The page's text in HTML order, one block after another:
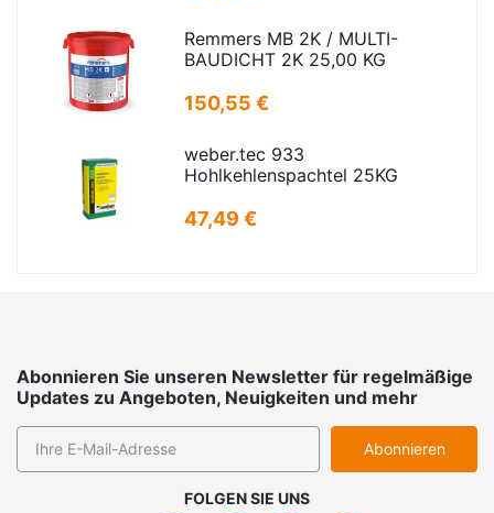
Remmers MB 2K / MULTI-
BAUDICHT 2K 25,00 KG
150,55 €
weber.tec 933
Hohlkehlenspachtel 25KG
47,49 €
Abonnieren Sie unseren Newsletter für regelmäßige
Updates zu Angeboten, Neuigkeiten und mehr
Abonnieren
FOLGEN SIE UNS